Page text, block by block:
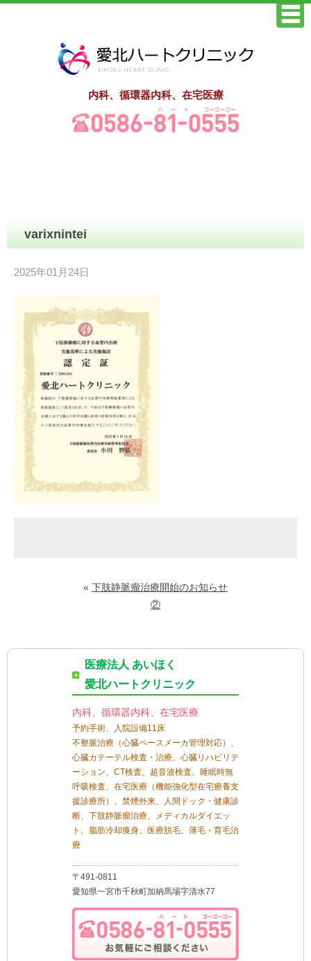
内科、循環器内科、在宅医療
varixnintei
2025年01月24日
« 下肢静脈瘤治療開始のお知らせ
②
医療法人 あいほく
愛北ハートクリニック
内科、循環器内科、在宅医療
予約手術、入院設備11床
不整脈治療（心臓ペースメーカ管理対応）、
心臓カテーテル検査・治療、心臓リハビリテ
ーション、CT検査、超音波検査、睡眠時無
呼吸検査、在宅医療（機能強化型在宅療養支
援診療所）、禁煙外来、人間ドック・健康診
断、下肢静脈瘤治療、メディカルダイエッ
ト、脂肪冷却痩身、医療脱毛、薄毛・育毛治
療
〒491-0811
愛知県一宮市千秋町加納馬場字清水77